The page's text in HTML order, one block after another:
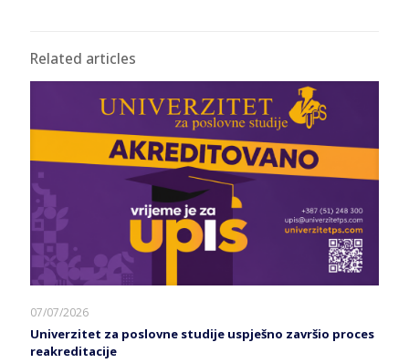
Related articles
07/07/2026
Univerzitet za poslovne studije uspješno završio proces
reakreditacije